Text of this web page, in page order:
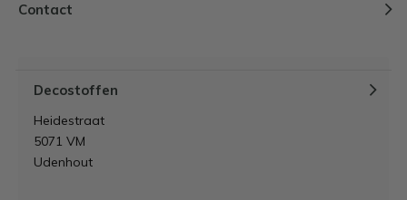
Contact
Decostoffen
Heidestraat
5071 VM
Udenhout